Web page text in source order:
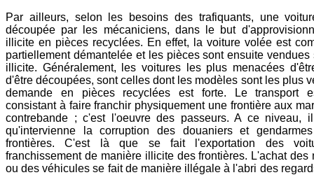
Par ailleurs, selon les besoins des trafiquants, une
découpée par les mécaniciens, dans le but
illicite en pièces recyclées. En effet, la voiture volée est
partiellement démantelée et les pièces sont ensuite vendues
illicite. Généralement, les voitures les plus menacées
d'être découpées, sont celles dont les modèles sont les plus
demande en pièces recyclées est forte. Le transport
consistant à faire franchir physiquement une frontière aux
contrebande ; c'est l'oeuvre des passeurs. A ce niveau,
qu'intervienne la corruption des douaniers et
frontières. C'est là que se fait l'exportation des
franchissement de manière illicite des frontières. L'achat des
ou des véhicules se fait de manière illégale à l'abri des